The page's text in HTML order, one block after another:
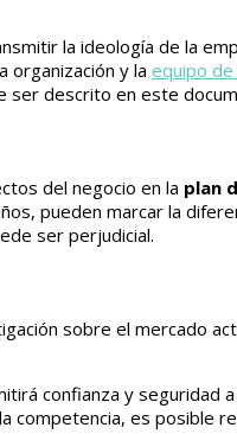
la ideología de la
organización y la equipo
ser descrito en este
del negocio en la plan
pueden marcar la
ser perjudicial.
sobre el mercado
confianza y seguridad
competencia, es posible